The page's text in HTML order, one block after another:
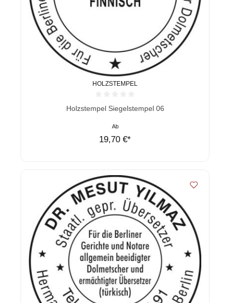
HOLZSTEMPEL
Durchschnittliche Bewertung von 0 von 5 Sternen
Holzstempel Siegelstempel 06
Ab
19,70 €*